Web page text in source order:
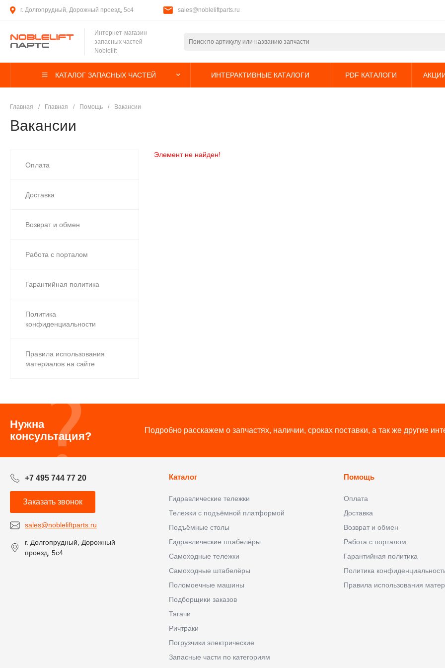
г. Долгопрудный, Дорожный проезд, 5с4 sales@nobleliftparts.ru
Интернет-магазин
запасных частей
Noblelift
КАТАЛОГ ЗАПАСНЫХ ЧАСТЕЙ ИНТЕРАКТИВНЫЕ КАТАЛОГИ PDF КАТАЛОГИ
Главная / Главная / Помощь / Вакансии
Вакансии
Оплата
Доставка
Возврат и обмен
Работа с порталом
Гарантийная политика
Политика
конфиденциальности
Правила использования
материалов на сайте
Элемент не найден!
Нужна
консультация?
Подробно расскажем о запчастях, наличии, сроках поставки, а так же другие
+7 495 744 77 20
Заказать звонок
sales@nobleliftparts.ru
г. Долгопрудный, Дорожный
проезд, 5с4
Каталог
Гидравлические тележки
Тележки с подъёмной платформой
Подъёмные столы
Гидравлические штабелёры
Самоходные тележки
Самоходные штабелёры
Поломоечные машины
Подборщики заказов
Тягачи
Ричтраки
Погрузчики электрические
Запасные части по категориям
Помощь
Оплата
Доставка
Возврат и обмен
Работа с порталом
Гарантийная политика
Политика
Правила использования